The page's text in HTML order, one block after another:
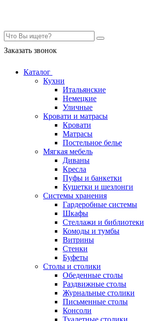
Заказать звонок
Каталог
Кухни
Итальянские
Немецкие
Уличные
Кровати и матрасы
Кровати
Матрасы
Постельное белье
Мягкая мебель
Диваны
Кресла
Пуфы и банкетки
Кушетки и шезлонги
Системы хранения
Гардеробные системы
Шкафы
Стеллажи и библиотеки
Комоды и тумбы
Витрины
Стенки
Буфеты
Столы и столики
Обеденные столы
Раздвижные столы
Журнальные столики
Письменные столы
Консоли